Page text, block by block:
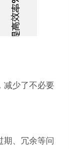
减少了不必要
期、冗余等问